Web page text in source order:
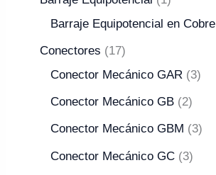
Barraje Equipotencial en Cobre
Conectores
17
Conector Mecánico GAR
3
Conector Mecánico GB 2
Conector Mecánico GBM 3
Conector Mecánico GC 3